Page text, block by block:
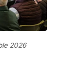
2026